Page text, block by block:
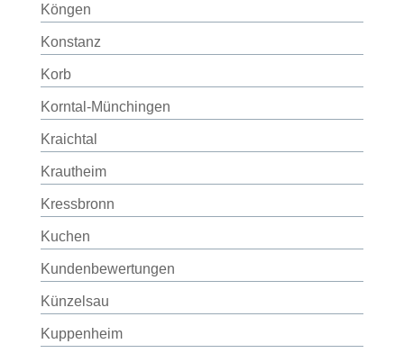
Köngen
Konstanz
Korb
Korntal-Münchingen
Kraichtal
Krautheim
Kressbronn
Kuchen
Kundenbewertungen
Künzelsau
Kuppenheim